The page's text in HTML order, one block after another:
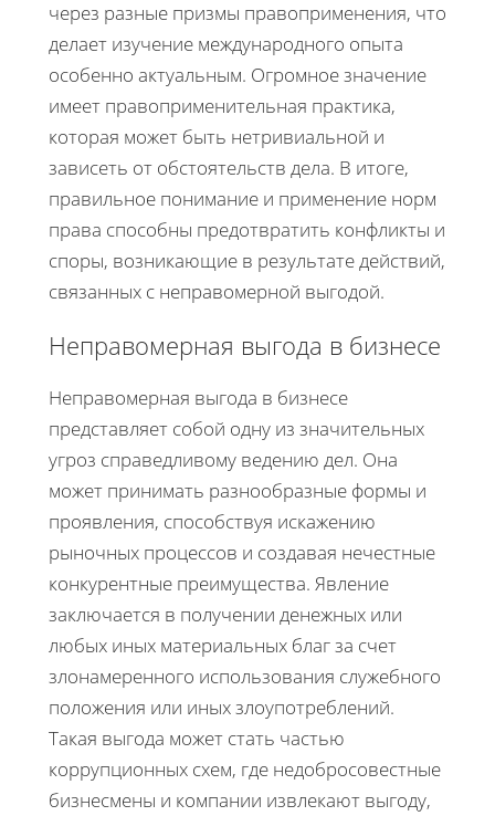
через разные призмы правоприменения, что
делает изучение международного опыта
особенно актуальным. Огромное значение
имеет правоприменительная практика,
которая может быть нетривиальной и
зависеть от обстоятельств дела. В итоге,
правильное понимание и применение норм
права способны предотвратить конфликты и
споры, возникающие в результате действий,
связанных с неправомерной выгодой.
Неправомерная выгода в бизнесе
Неправомерная выгода в бизнесе
представляет собой одну из значительных
угроз справедливому ведению дел. Она
может принимать разнообразные формы и
проявления, способствуя искажению
рыночных процессов и создавая нечестные
конкурентные преимущества. Явление
заключается в получении денежных или
любых иных материальных благ за счет
злонамеренного использования служебного
положения или иных злоупотреблений.
Такая выгода может стать частью
коррупционных схем, где недобросовестные
бизнесмены и компании извлекают выгоду,